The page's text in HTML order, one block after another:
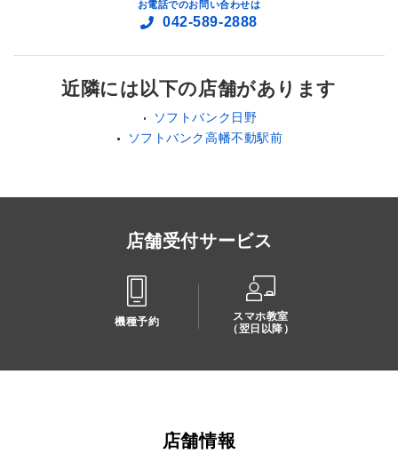
お電話でのお問い合わせは
042-589-2888
近隣には以下の店舗があります
ソフトバンク日野
ソフトバンク高幡不動駅前
店舗受付サービス
機種予約
スマホ教室
（翌日以降）
店舗情報